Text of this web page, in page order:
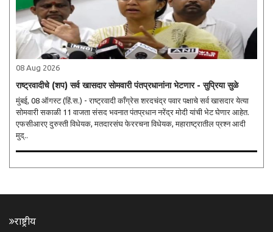
08 Aug 2026
राष्ट्रवादीचे (शप) सर्व खासदार सोमवारी पंतप्रधानांना भेटणार - सुप्रिया सुळे
मुंबई, 08 ऑगस्ट (हिं.स.) - राष्ट्रवादी काँग्रेस शरदचंद्र पवार पक्षाचे सर्व खासदार येत्या
सोमवारी सकाळी 11 वाजता संसद भवनात पंतप्रधान नरेंद्र मोदी यांची भेट घेणार आहेत.
एफसीआरए दुरुस्ती विधेयक, मतदारसंघ फेररचना विधेयक, महाराष्ट्रातील प्रश्न आदी
मुद्..
राष्ट्रीय